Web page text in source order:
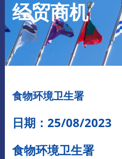
经贸商机
食物环境卫生署
日期：25/08/2023
食物环境卫生署